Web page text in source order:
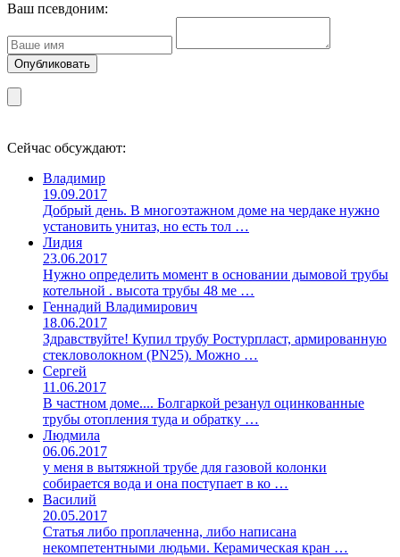
Ваш псевдоним:
Сейчас обсуждают:
Владимир
19.09.2017
Добрый день. В многоэтажном доме на чердаке нужно
установить унитаз, но есть тол …
Лидия
23.06.2017
Нужно определить момент в основании дымовой трубы
котельной . высота трубы 48 ме …
Геннадий Владимирович
18.06.2017
Здравствуйте! Купил трубу Ростурпласт, армированную
стекловолокном (PN25). Можно …
Сергей
11.06.2017
В частном доме.... Болгаркой резанул оцинкованные
трубы отопления туда и обратку …
Людмила
06.06.2017
у меня в вытяжной трубе для газовой колонки
собирается вода и она поступает в ко …
Василий
20.05.2017
Статья либо проплаченна, либо написана
некомпетентными людьми. Керамическая кран …